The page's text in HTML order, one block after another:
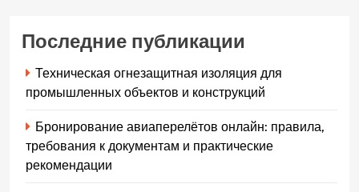
Последние публикации
Техническая огнезащитная изоляция для
промышленных объектов и конструкций
Бронирование авиаперелётов онлайн: правила,
требования к документам и практические
рекомендации